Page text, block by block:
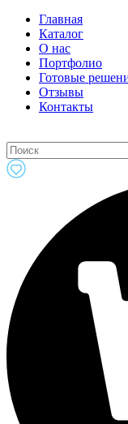
Главная
Каталог
О нас
Портфолио
Готовые
Отзывы
Контакты